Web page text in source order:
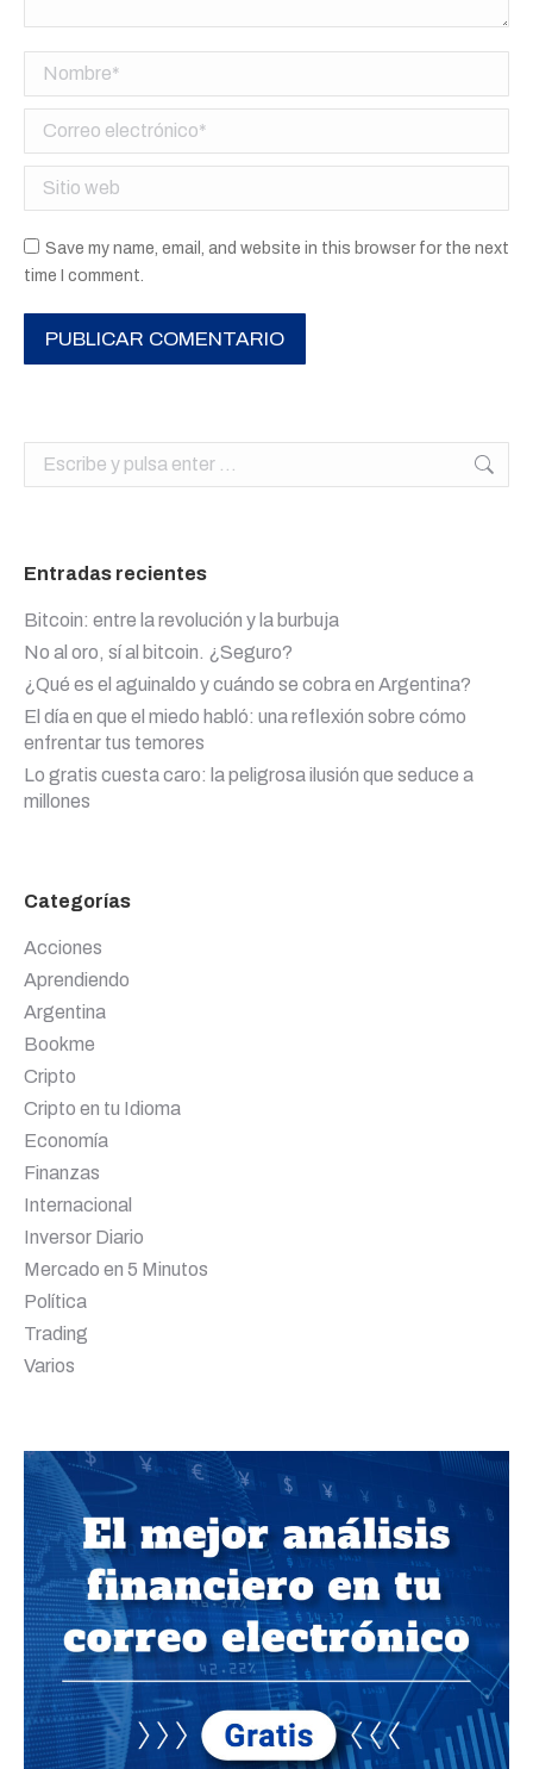
Nombre *
Correo electrónico *
Sitio web
Save my name, email, and website in this browser for the next
time I comment.
PUBLICAR COMENTARIO
Buscar:
Entradas recientes
Bitcoin: entre la revolución y la burbuja
No al oro, sí al bitcoin. ¿Seguro?
¿Qué es el aguinaldo y cuándo se cobra en Argentina?
El día en que el miedo habló: una reflexión sobre cómo
enfrentar tus temores
Lo gratis cuesta caro: la peligrosa ilusión que seduce a
millones
Categorías
Acciones
Aprendiendo
Argentina
Bookme
Cripto
Cripto en tu Idioma
Economía
Finanzas
Internacional
Inversor Diario
Mercado en 5 Minutos
Política
Trading
Varios